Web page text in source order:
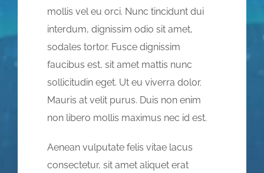
mollis vel eu orci. Nunc tincidunt dui
interdum, dignissim odio sit amet,
sodales tortor. Fusce dignissim
faucibus est, sit amet mattis nunc
sollicitudin eget. Ut eu viverra dolor.
Mauris at velit purus. Duis non enim
non libero mollis maximus nec id est.
Aenean vulputate felis vitae lacus
consectetur, sit amet aliquet erat